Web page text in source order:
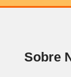
Sobre